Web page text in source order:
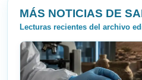
MÁS NOTICIAS DE
Lecturas recientes del archivo